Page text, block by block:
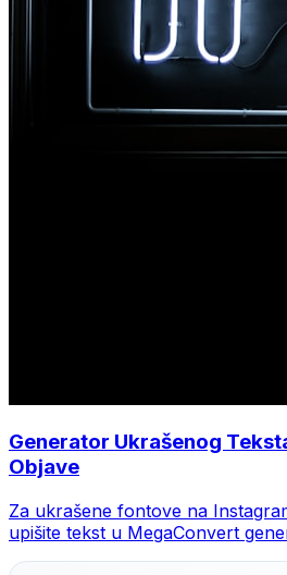
Generator Ukrašenog
Objave
Za ukrašene fontove na
upišite tekst u MegaConvert